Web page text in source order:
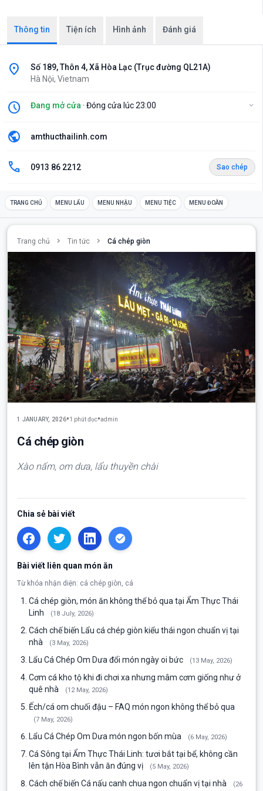
Thông tin Tiện ích Hình ảnh Đánh giá
location_on
Số 189, Thôn 4, Xã Hòa Lạc (Trục đường QL21A)
Hà Nội, Vietnam
schedule Đang mở cửa · Đóng cửa lúc 23:00 expand_more
public amthucthailinh.com
call 0913 86 2212 Sao chép
TRANG CHỦ MENU LẨU MENU NHẬU MENU TIỆC MENU ĐOÀN
Trang chủ chevron_right Tin tức chevron_right Cá chép giòn
1 JANUARY, 2026•1 phút đọc•admin
Cá chép giòn
Xào nấm, om dưa, lẩu thuyền chài
Chia sẻ bài viết
Bài viết liên quan món ăn
Từ khóa nhận diện: cá chép giòn, cá
Cá chép giòn, món ăn không thể bỏ qua tại Ẩm Thực Thái
Linh
(18 July, 2026)
Cách chế biến Lẩu cá chép giòn kiểu thái ngon chuẩn vị tại
nhà
(3 May, 2026)
Lẩu Cá Chép Om Dưa đổi món ngày oi bức (13 May, 2026)
Cơm cá kho tộ khi đi chơi xa nhưng mâm cơm giống như ở
quê nhà
(12 May, 2026)
Ếch/cá om chuối đậu – FAQ món ngon không thể bỏ qua
(7 May, 2026)
Lẩu Cá Chép Om Dưa món ngon bốn mùa (6 May, 2026)
Cá Sông tại Ẩm Thực Thái Linh: tươi bắt tại bể, không cần
lên tận Hòa Bình vẫn ăn đúng vị
(5 May, 2026)
Cách chế biến Cá nấu canh chua ngon chuẩn vị tại nhà (26